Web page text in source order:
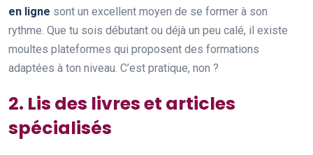
en ligne sont un excellent moyen de se former à son
rythme. Que tu sois débutant ou déjà un peu calé, il existe
moultes plateformes qui proposent des formations
adaptées à ton niveau. C’est pratique, non ?
2. Lis des livres et articles
spécialisés